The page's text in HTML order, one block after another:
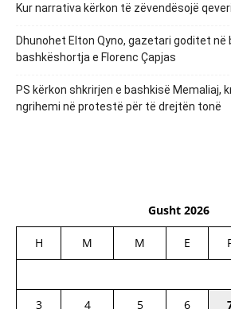
Kur narrativa kërkon të zëvendësojë
Dhunohet Elton Qyno, gazetari goditet në
bashkëshortja e Florenc Çapjas
PS kërkon shkrirjen e bashkisë Memaliaj,
ngrihemi në protestë për të drejtën tonë
Gusht 2026
H M M E
3
4 5 6